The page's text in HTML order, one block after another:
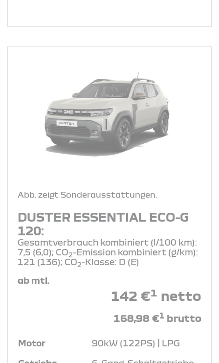
Abb. zeigt Sonderausstattungen.
DUSTER ESSENTIAL ECO-G
120:
Gesamtverbrauch kombiniert (l/100 km):
7,5 (6,0); CO2-Emission kombiniert (g/km):
121 (136); CO2-Klasse: D (E)
ab mtl.
142 €1 netto
168,98 €1 brutto
Motor 90kW (122PS) | LPG